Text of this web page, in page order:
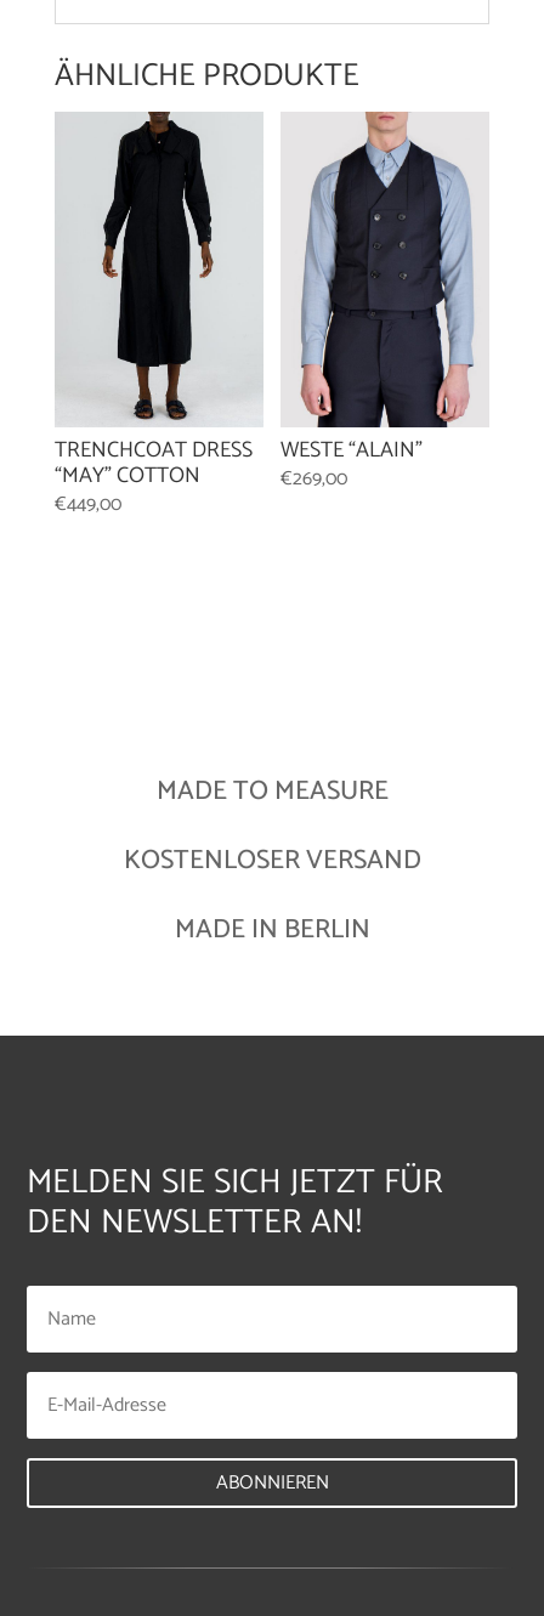
ÄHNLICHE PRODUKTE
TRENCHCOAT DRESS
“MAY” COTTON
€449,00
WESTE “ALAIN”
€269,00
MADE TO MEASURE
KOSTENLOSER VERSAND
MADE IN BERLIN
MELDEN SIE SICH JETZT FÜR
DEN NEWSLETTER AN!
ABONNIEREN